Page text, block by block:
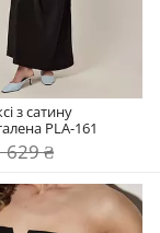
з сатину
PLA-161
629 ₴